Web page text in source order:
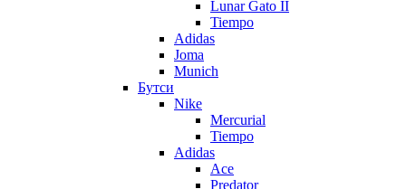
Lunar Gato II
Tiempo
Adidas
Joma
Munich
Бутси
Nike
Mercurial
Tiempo
Adidas
Ace
Predator